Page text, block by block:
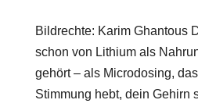
Bildrechte: Karim Ghantous
schon von Lithium als
gehört – als Microdosing,
Stimmung hebt, dein Gehirn